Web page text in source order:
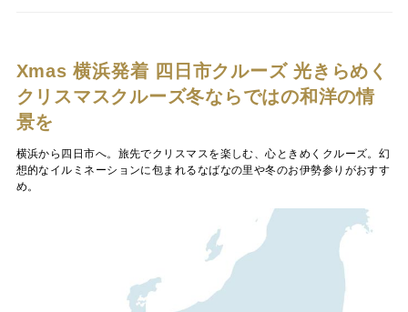
Xmas 横浜発着 四日市クルーズ 光きらめく
クリスマスクルーズ冬ならではの和洋の情
景を
横浜から四日市へ。旅先でクリスマスを楽しむ、心ときめくクルーズ。幻
想的なイルミネーションに包まれるなばなの里や冬のお伊勢参りがおすす
め。